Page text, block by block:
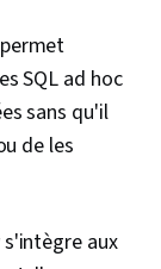
aux
croisés
Excel,
des
SQL ad hoc
sans qu'il
de les
s'intègre aux